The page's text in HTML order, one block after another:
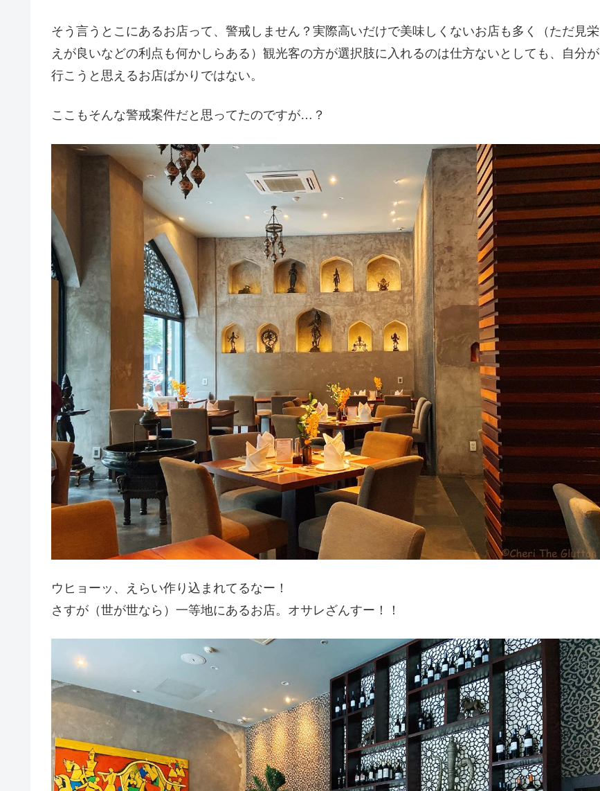
そう言うとこにあるお店って、警戒しません？実際高いだけで美味しくないお店も多く（ただ見栄
えが良いなどの利点も何かしらある）観光客の方が選択肢に入れるのは仕方ないとしても、自分が
行こうと思えるお店ばかりではない。
ここもそんな警戒案件だと思ってたのですが…？
ウヒョーッ、えらい作り込まれてるなー！
さすが（世が世なら）一等地にあるお店。オサレざんすー！！